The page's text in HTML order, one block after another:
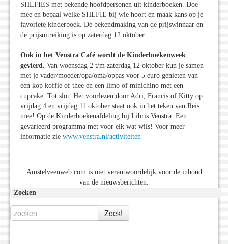
SHLFIES met bekende hoofdpersonen uit kinderboeken. Doe
mee en bepaal welke SHLFIE bij wie hoort en maak kans op je
favoriete kinderboek. De bekendmaking van de prijswinnaar en
de prijsuitreiking is op zaterdag 12 oktober.
Ook in het Venstra Café wordt de Kinderboekenweek
gevierd. Van woensdag 2 t/m zaterdag 12 oktober kun je samen
met je vader/moeder/opa/oma/oppas voor 5 euro genieten van
een kop koffie of thee en een limo of minichino met een
cupcake. Tot slot. Het voorlezen door Adri, Francis of Kitty op
vrijdag 4 en vrijdag 11 oktober staat ook in het teken van Reis
mee! Op de Kinderboekenafdeling bij Libris Venstra. Een
gevarieerd programma met voor elk wat wils! Voor meer
informatie zie www.venstra.nl/activiteiten
Amstelveenweb.com is niet verantwoordelijk voor de inhoud
van de nieuwsberichten.
Zoeken